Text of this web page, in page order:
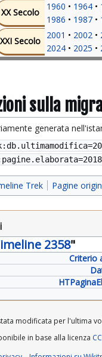
XX Secolo
1960 1964
1986
1987
XXI Secolo
2001 2002
2024
2025
sulla
generata
Trek Pagine
2358"
Criterio
modificata per l'ultima
in base alla licenza